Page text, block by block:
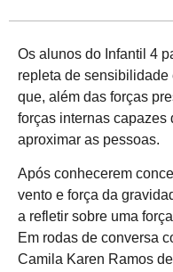
Os alunos do Infantil 4
repleta de
que, além das forças
forças internas capazes
aproximar as pessoas.
Após conhecerem
vento e força da
a refletir sobre uma
Em rodas de conversa
Camila Karen Ramos